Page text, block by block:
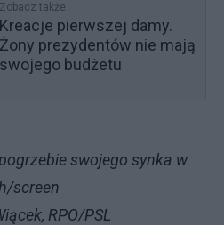
Zobacz także
Kreacje pierwszej damy.
Żony prezydentów nie mają
swojego budżetu
swojego synka w
screen
RPO/PSL